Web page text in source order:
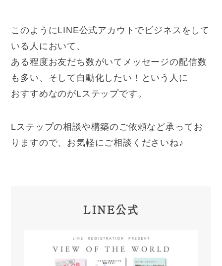
このようにLINE公式アカウトでビジネスをして
いる人において、
ある程度お友だち数がいてメッセージの配信数
も多い、そして自動化したい！という人に
おすすめなのがLステップです。
Lステップの相談や構築のご依頼など承ってお
りますので、お気軽にご相談くださいね♪
LINE公式